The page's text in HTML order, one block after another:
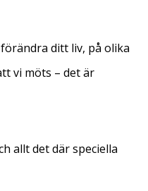
ditt liv, på olika
vi möts – det är
allt det där speciella